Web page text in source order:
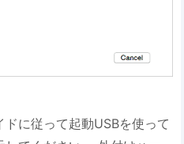
ドに従って起動USBを使って